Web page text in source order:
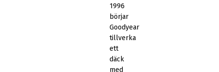
1996
börjar
Goodyear
tillverka
ett
däck
med